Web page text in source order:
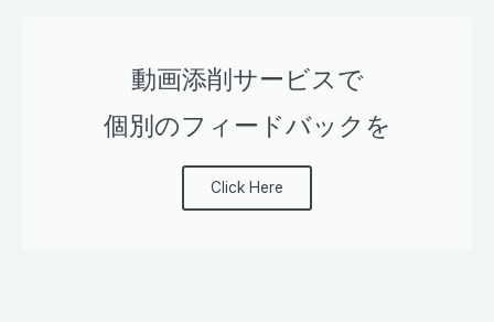
動画添削サービスで
個別のフィードバックを
Click Here